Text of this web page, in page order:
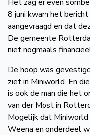
Excursies
Actueel
Ons
aanbod
Over
de
NVBS
Wegwijzer
Het zag er even
8 juni kwam het
aangevraagd en dat
De gemeente
niet nogmaals
De hoop was
ziet in Miniworld. En
is ook de man die het
van der Most in
Mogelijk dat
Weena en onderdeel